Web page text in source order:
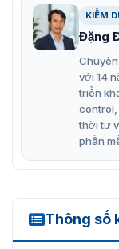
KIỂM
Đặng
với 14
triển
control,
thời tư
phần
Thông số
ASGG100BL